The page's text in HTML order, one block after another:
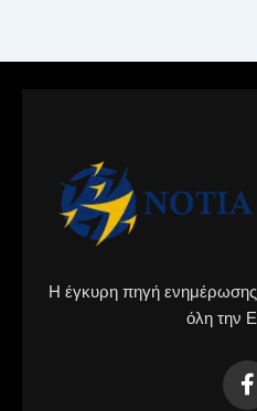
Η έγκυρη πηγή ενημέρωσης
όλη την